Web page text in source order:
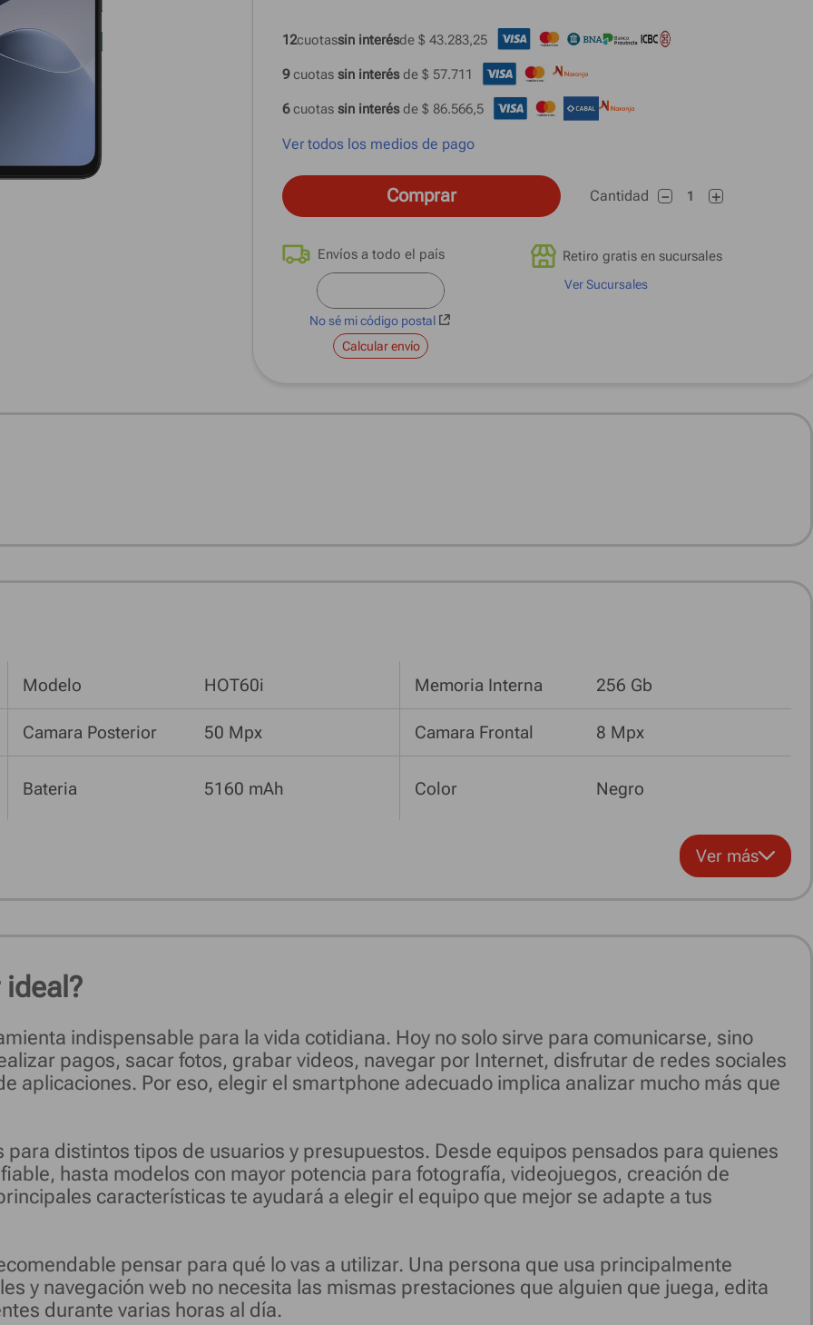
12cuotassin interésde $ 43.283,25
9 cuotas sin interés de $ 57.711
6 cuotas sin interés de $ 86.566,5
Ver todos los medios de pago
Comprar Cantidad ＋
－
No sé mi código postal
Calcular envío
Retiro gratis en sucursales
Ver Sucursales
Modelo HOT60i Memoria Interna 256 Gb
Camara Posterior 50 Mpx Camara Frontal 8 Mpx
Bateria 5160 mAh Color Negro
Ver más
indispensable para la vida cotidiana. Hoy no solo sirve para comunicarse, sino
pagos, sacar fotos, grabar videos, navegar por Internet, disfrutar de redes sociales
aplicaciones. Por eso, elegir el smartphone adecuado implica analizar mucho más que
para distintos tipos de usuarios y presupuestos. Desde equipos pensados para quienes
hasta modelos con mayor potencia para fotografía, videojuegos, creación de
características te ayudará a elegir el equipo que mejor se adapte a tus
pensar para qué lo vas a utilizar. Una persona que usa principalmente
y navegación web no necesita las mismas prestaciones que alguien que juega, edita
durante varias horas al día.